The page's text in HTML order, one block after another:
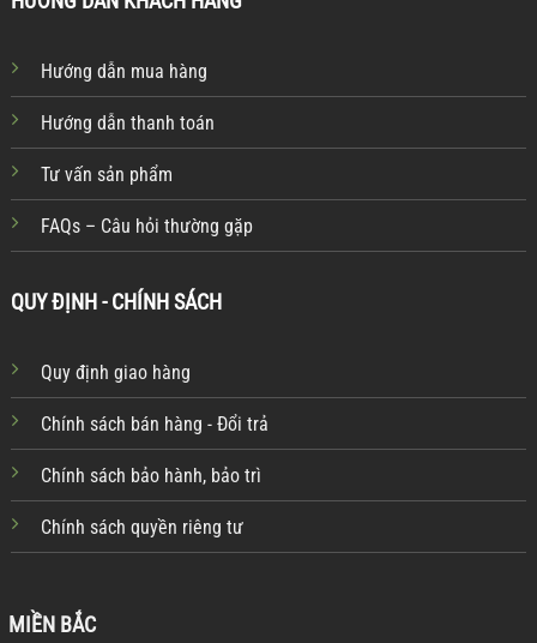
Hướng dẫn mua hàng
Hướng dẫn thanh toán
Tư vấn sản phẩm
FAQs – Câu hỏi thường gặp
QUY ĐỊNH - CHÍNH SÁCH
Quy định giao hàng
Chính sách bán hàng - Đổi trả
Chính sách bảo hành, bảo trì
Chính sách quyền riêng tư
MIỀN BẮC